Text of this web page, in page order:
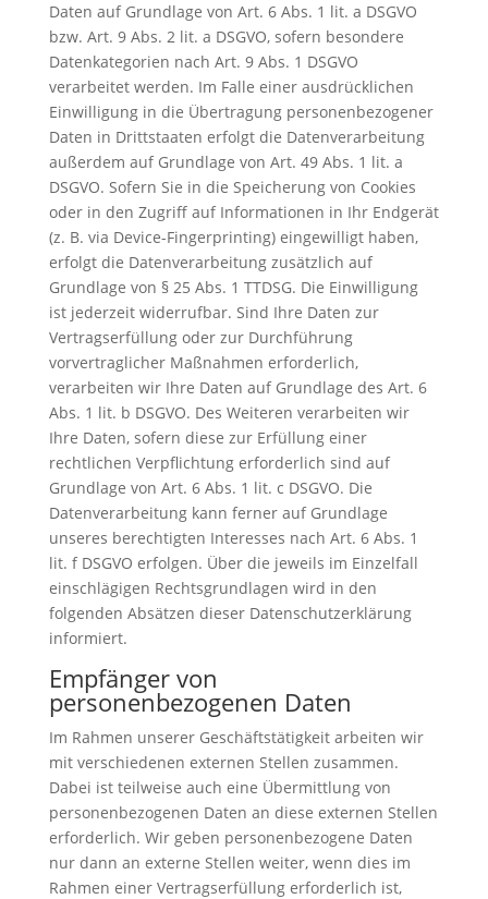
Daten auf Grundlage von Art. 6 Abs. 1 lit. a DSGVO
bzw. Art. 9 Abs. 2 lit. a DSGVO, sofern besondere
Datenkategorien nach Art. 9 Abs. 1 DSGVO
verarbeitet werden. Im Falle einer ausdrücklichen
Einwilligung in die Übertragung personenbezogener
Daten in Drittstaaten erfolgt die Datenverarbeitung
außerdem auf Grundlage von Art. 49 Abs. 1 lit. a
DSGVO. Sofern Sie in die Speicherung von Cookies
oder in den Zugriff auf Informationen in Ihr Endgerät
(z. B. via Device-Fingerprinting) eingewilligt haben,
erfolgt die Datenverarbeitung zusätzlich auf
Grundlage von § 25 Abs. 1 TTDSG. Die Einwilligung
ist jederzeit widerrufbar. Sind Ihre Daten zur
Vertragserfüllung oder zur Durchführung
vorvertraglicher Maßnahmen erforderlich,
verarbeiten wir Ihre Daten auf Grundlage des Art. 6
Abs. 1 lit. b DSGVO. Des Weiteren verarbeiten wir
Ihre Daten, sofern diese zur Erfüllung einer
rechtlichen Verpflichtung erforderlich sind auf
Grundlage von Art. 6 Abs. 1 lit. c DSGVO. Die
Datenverarbeitung kann ferner auf Grundlage
unseres berechtigten Interesses nach Art. 6 Abs. 1
lit. f DSGVO erfolgen. Über die jeweils im Einzelfall
einschlägigen Rechtsgrundlagen wird in den
folgenden Absätzen dieser Datenschutzerklärung
informiert.
Empfänger von
personenbezogenen Daten
Im Rahmen unserer Geschäftstätigkeit arbeiten wir
mit verschiedenen externen Stellen zusammen.
Dabei ist teilweise auch eine Übermittlung von
personenbezogenen Daten an diese externen Stellen
erforderlich. Wir geben personenbezogene Daten
nur dann an externe Stellen weiter, wenn dies im
Rahmen einer Vertragserfüllung erforderlich ist,